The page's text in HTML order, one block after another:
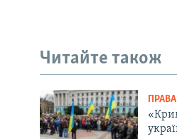
Читайте також